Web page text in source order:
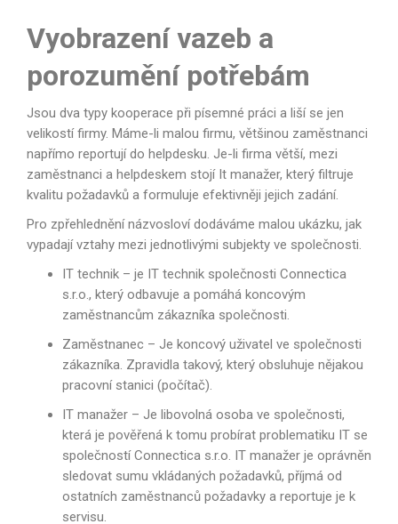
Vyobrazení vazeb a
porozumění potřebám
Jsou dva typy kooperace při písemné práci a liší se jen
velikostí firmy. Máme-li malou firmu, většinou zaměstnanci
napřímo reportují do helpdesku. Je-li firma větší, mezi
zaměstnanci a helpdeskem stojí It manažer, který filtruje
kvalitu požadavků a formuluje efektivněji jejich zadání.
Pro zpřehlednění názvosloví dodáváme malou ukázku, jak
vypadají vztahy mezi jednotlivými subjekty ve společnosti.
IT technik – je IT technik společnosti Connectica
s.r.o., který odbavuje a pomáhá koncovým
zaměstnancům zákazníka společnosti.
Zaměstnanec – Je koncový uživatel ve společnosti
zákazníka. Zpravidla takový, který obsluhuje nějakou
pracovní stanici (počítač).
IT manažer – Je libovolná osoba ve společnosti,
která je pověřená k tomu probírat problematiku IT se
společností Connectica s.r.o. IT manažer je oprávněn
sledovat sumu vkládaných požadavků, příjmá od
ostatních zaměstnanců požadavky a reportuje je k
servisu.